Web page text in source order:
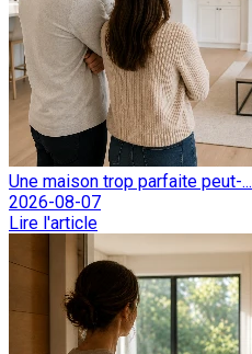
Une maison trop parfaite peut-...
2026-08-07
Lire l'article